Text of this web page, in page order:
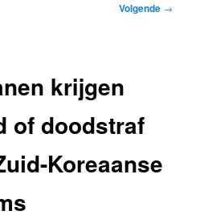
Volgende →
krijgen
of doodstraf
Koreaanse